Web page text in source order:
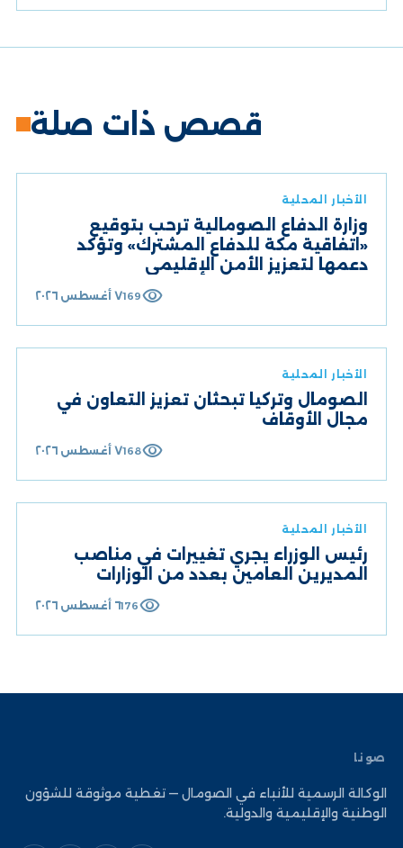
قصص ذات صلة
الأخبار المحلية
وزارة الدفاع الصومالية ترحب بتوقيع
«اتفاقية مكة للدفاع المشترك» وتؤكد
دعمها لتعزيز الأمن الإقليمي
٧ أغسطس ٢٠٢٦ visibility
169
الأخبار المحلية
الصومال وتركيا تبحثان تعزيز التعاون في
مجال الأوقاف
٧ أغسطس ٢٠٢٦ visibility
168
الأخبار المحلية
رئيس الوزراء يجري تغييرات في مناصب
المديرين العامين بعدد من الوزارات
٦ أغسطس ٢٠٢٦ visibility
176
صونا
الوكالة الرسمية للأنباء في الصومال — تغطية موثوقة للشؤون
الوطنية والإقليمية والدولية.